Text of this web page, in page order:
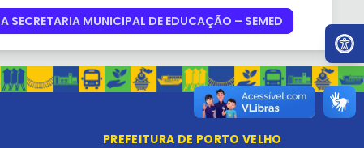
MUNICIPAL DE EDUCAÇÃO – SEMED
PREFEITURA DE PORTO VELHO
Ir